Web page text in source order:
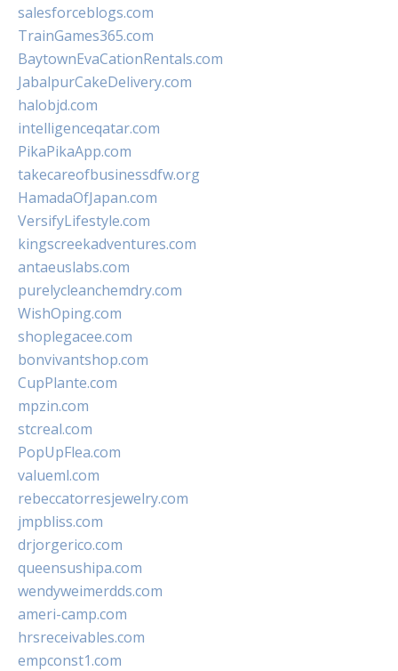
salesforceblogs.com
TrainGames365.com
BaytownEvaCationRentals.com
JabalpurCakeDelivery.com
halobjd.com
intelligenceqatar.com
PikaPikaApp.com
takecareofbusinessdfw.org
HamadaOfJapan.com
VersifyLifestyle.com
kingscreekadventures.com
antaeuslabs.com
purelycleanchemdry.com
WishOping.com
shoplegacee.com
bonvivantshop.com
CupPlante.com
mpzin.com
stcreal.com
PopUpFlea.com
valueml.com
rebeccatorresjewelry.com
jmpbliss.com
drjorgerico.com
queensushipa.com
wendyweimerdds.com
ameri-camp.com
hrsreceivables.com
empconst1.com